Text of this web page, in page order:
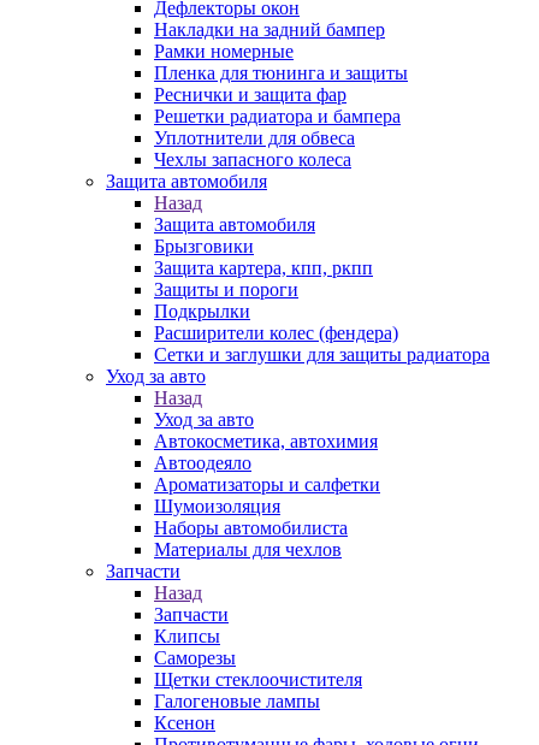
Дефлекторы окон
Накладки на задний бампер
Рамки номерные
Пленка для тюнинга и защиты
Реснички и защита фар
Решетки радиатора и бампера
Уплотнители для обвеса
Чехлы запасного колеса
Защита автомобиля
Назад
Защита автомобиля
Брызговики
Защита картера, кпп, ркпп
Защиты и пороги
Подкрылки
Расширители колес (фендера)
Сетки и заглушки для защиты радиатора
Уход за авто
Назад
Уход за авто
Автокосметика, автохимия
Автоодеяло
Ароматизаторы и салфетки
Шумоизоляция
Наборы автомобилиста
Материалы для чехлов
Запчасти
Назад
Запчасти
Клипсы
Саморезы
Щетки стеклоочистителя
Галогеновые лампы
Ксенон